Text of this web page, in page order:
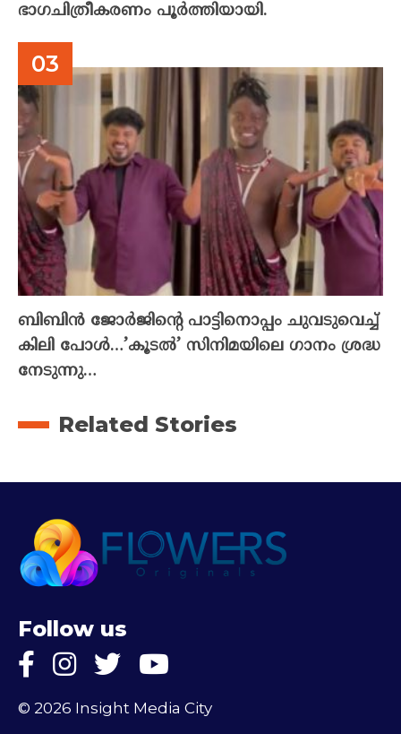
ഭാഗചിത്രീകരണം പൂർത്തിയായി.
ബിബിൻ ജോർജിന്റെ പാട്ടിനൊപ്പം ചുവടുവെച്ച്
കിലി പോൾ…’കൂടൽ’ സിനിമയിലെ ഗാനം ശ്രദ്ധ
നേടുന്നു…
Related Stories
Follow us
© 2026 Insight Media City